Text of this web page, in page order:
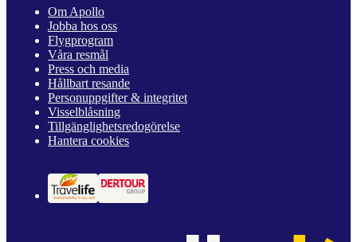
Om Apollo
Jobba hos oss
Flygprogram
Våra resmål
Press och media
Hållbart resande
Personuppgifter & integritet
Visselblåsning
Tillgänglighetsredogörelse
Hantera cookies